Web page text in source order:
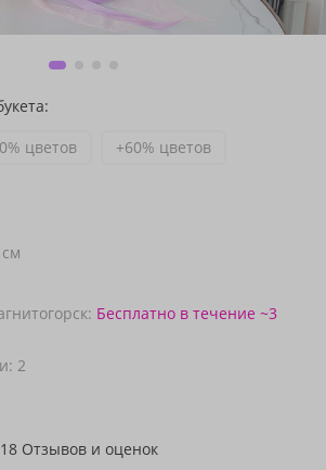
цветов +60% цветов
см
Бесплатно в течение ~3
2
Отзывов и оценок